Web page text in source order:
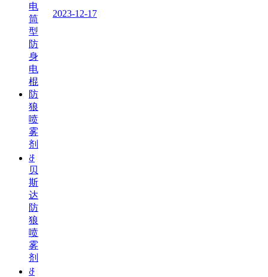
2023-12-17
电
筒
型
防
身
电
棍
防
狼
喷
雾
剂
ꁕ
贝
斯
达
防
狼
喷
雾
剂
ꁕ